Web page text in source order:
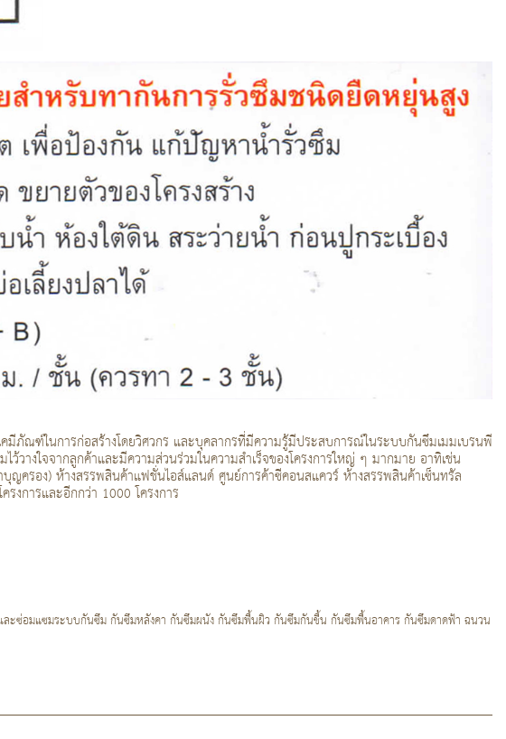
มีภัณฑ์ในการก่อสร้างโดยวิศวกร และบุคลากรที่มีความรู้มีประสบการณ์ในระบบกันซึมเมมเบรนพี
วางใจจากลูกค้าและมีความส่วนร่วมในความสำเร็จของโครงการใหญ่ ๆ มากมาย อาทิเช่น
ญครอง) ห้างสรรพสินค้าแฟชั่นไอส์แลนด์ ศูนย์การค้าซีคอนสแควร์ ห้างสรรพสินค้าเซ็นทรัล
งการและอีกกว่า 1000 โครงการ
ละซ่อมแซมระบบกันซึม กันซึมหลังคา กันซึมผนัง กันซึมพื้นผิว กันซึมกันชื้น กันซึมพื้นอาคาร กันซึมดาดฟ้า ฉนวน